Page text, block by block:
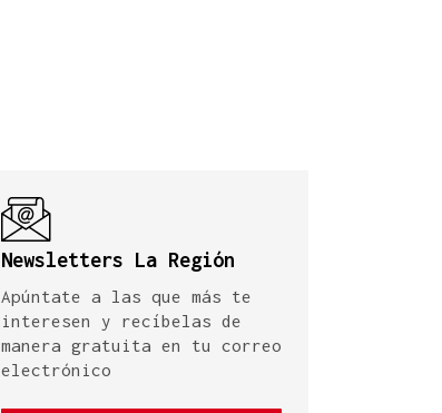
Newsletters La Región
Apúntate a las que más te
interesen y recíbelas de
manera gratuita en tu correo
electrónico